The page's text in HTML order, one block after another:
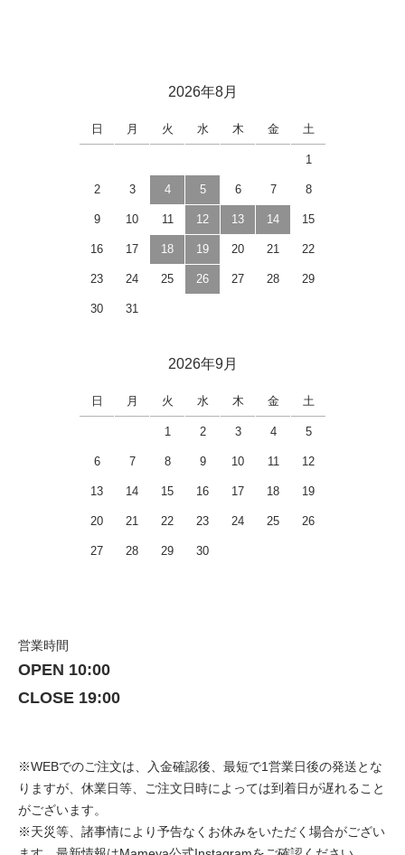
2026年8月
日 月 火 水 木 金 土
1
2 3 4 5 6 7 8
9 10 11 12 13 14 15
16 17 18 19 20 21 22
23 24 25 26 27 28 29
30 31
2026年9月
日 月 火 水 木 金 土
1 2 3 4 5
6 7 8 9 10 11 12
13 14 15 16 17 18 19
20 21 22 23 24 25 26
27 28 29 30
営業時間
OPEN 10:00
CLOSE 19:00
※WEBでのご注文は、入金確認後、最短で1営業日後の発送とな
りますが、休業日等、ご注文日時によっては到着日が遅れること
がございます。
※天災等、諸事情により予告なくお休みをいただく場合がござい